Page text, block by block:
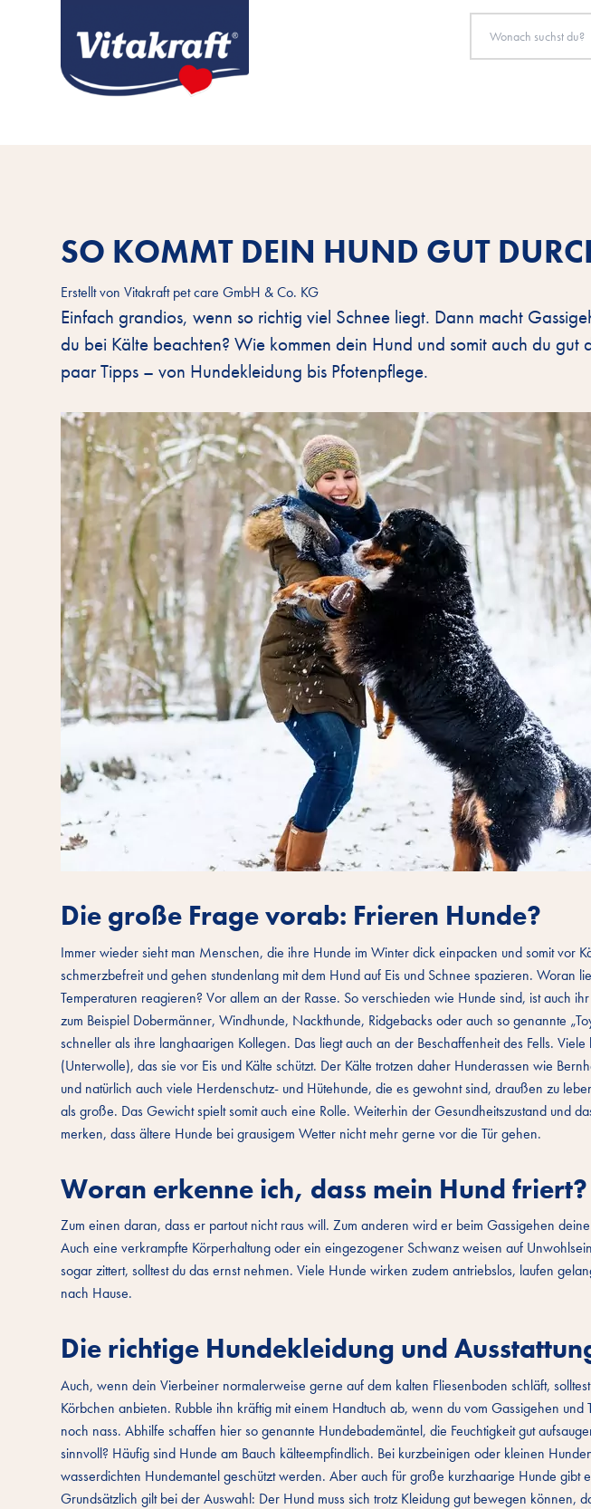
SO KOMMT DEIN HUND GUT
Erstellt vonVitakraft pet care GmbH & Co. KG
Einfach grandios, wenn so richtig viel Schnee liegt. Dann macht
du bei Kälte beachten? Wie kommen dein Hund und somit auch du
paar Tipps – von Hundekleidung bis Pfotenpflege.
Die große Frage vorab: Frieren Hunde?
Immer wieder sieht man Menschen, die ihre Hunde im Winter dick einpacken und somit vor
schmerzbefreit und gehen stundenlang mit dem Hund auf Eis und Schnee spazieren. Woran
Temperaturen reagieren? Vor allem an der Rasse. So verschieden wie Hunde sind, ist auch
zum Beispiel Dobermänner, Windhunde, Nackthunde, Ridgebacks oder auch so genannte
schneller als ihre langhaarigen Kollegen. Das liegt auch an der Beschaffenheit des Fells.
(Unterwolle), das sie vor Eis und Kälte schützt. Der Kälte trotzen daher Hunderassen wie
und natürlich auch viele Herdenschutz- und Hütehunde, die es gewohnt sind, draußen zu
als große. Das Gewicht spielt somit auch eine Rolle. Weiterhin der Gesundheitszustand und
merken, dass ältere Hunde bei grausigem Wetter nicht mehr gerne vor die Tür gehen.
Woran erkenne ich, dass mein Hund friert?
Zum einen daran, dass er partout nicht raus will. Zum anderen wird er beim Gassigehen
Auch eine verkrampfte Körperhaltung oder ein eingezogener Schwanz weisen auf
sogar zittert, solltest du das ernst nehmen. Viele Hunde wirken zudem antriebslos, laufen
nach Hause.
Die richtige Hundekleidung und
Auch, wenn dein Vierbeiner normalerweise gerne auf dem kalten Fliesenboden schläft,
Körbchen anbieten. Rubble ihn kräftig mit einem Handtuch ab, wenn du vom Gassigehen und
noch nass. Abhilfe schaffen hier so genannte Hundebademäntel, die Feuchtigkeit gut
sinnvoll? Häufig sind Hunde am Bauch kälteempfindlich. Bei kurzbeinigen oder kleinen
wasserdichten Hundemantel geschützt werden. Aber auch für große kurzhaarige Hunde gibt
Grundsätzlich gilt bei der Auswahl: Der Hund muss sich trotz Kleidung gut bewegen können,